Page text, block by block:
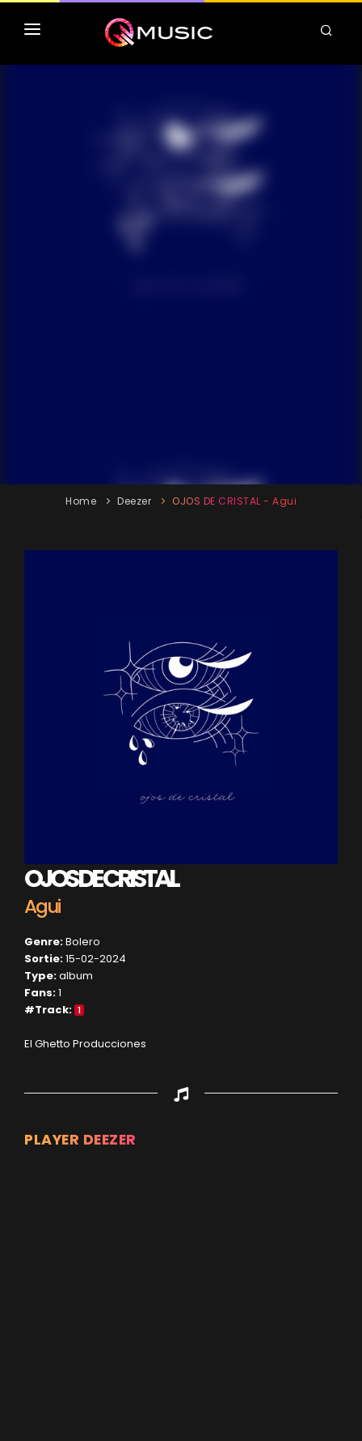
TOP MP3 ITUNES
Home Deezer OJOS DE CRISTAL - Agui
OJOS DE CRISTAL
Agui
Genre:Bolero
Sortie:15-02-2024
Type:album
Fans:1
#Track: 1
El Ghetto Producciones
PLAYER DEEZER